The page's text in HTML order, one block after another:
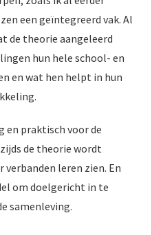
een geïntegreerd vak. Al
de theorie aangeleerd
hun hele school- en
en wat hen helpt in hun
en praktisch voor de
de theorie wordt
leren zien. En
om doelgericht in te
samenleving.